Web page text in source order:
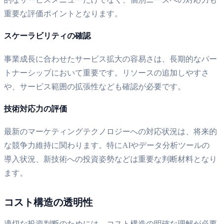
重要な評価ポイントとなります。
スケーラビリティの確認
事業成長に合わせたサービス拡大の容易さは、長期的なパー
トナーシップにおいて重要です。リソースの追加しやすさ
や、サービス範囲の拡張性なども確認が必要です。
技術対応力の評価
最新のマーケティングテクノロジーへの対応状況は、将来的
な競争力維持に関わります。特にAIやデータ分析ツールの
導入状況、新技術への投資姿勢などは重要な判断材料となり
ます。
コスト構造の透明性